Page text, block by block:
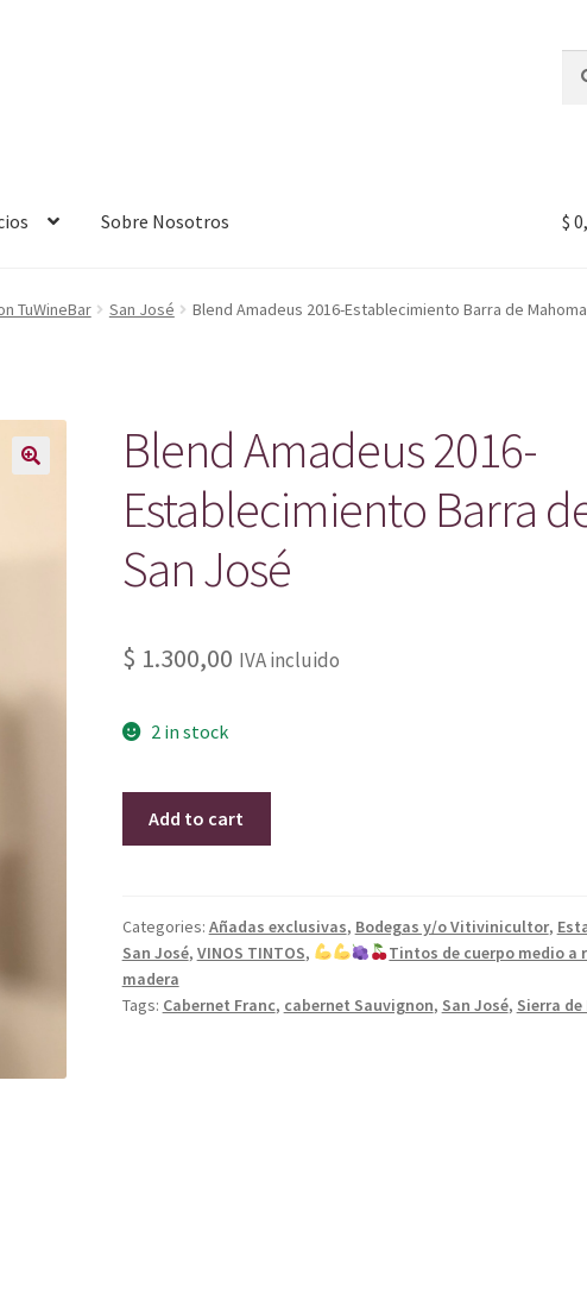
for:
Sobre Nosotros $
TuWineBar San José Blend Amadeus 2016-Establecimiento Barra de
Blend Amadeus 2016-
Establecimiento Barra
San José
$ 1.300,00 IVA incluido
2 in stock
Barra
de
Mahoma
San
Add to cart
Categories: Añadas exclusivas, Bodegas y/o Vitivinicultor,
San José, VINOS TINTOS,
Tintos de cuerpo medio
madera
Tags: Cabernet Franc, cabernet Sauvignon, San José, Sierra